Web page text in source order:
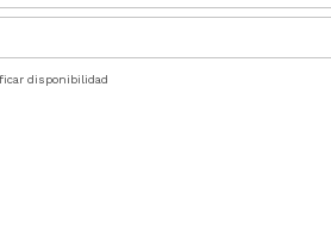
disponibilidad